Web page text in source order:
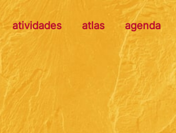
atividades atlas agenda